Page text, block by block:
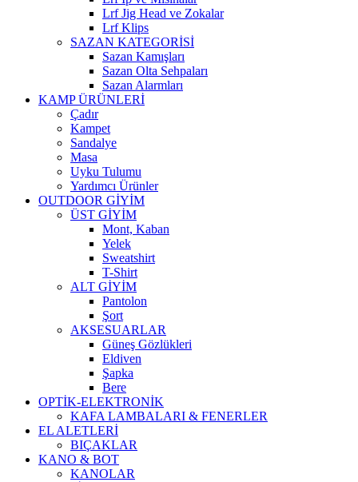
Lrf Jig Head ve Zokalar
Lrf Klips
SAZAN KATEGORİSİ
Sazan Kamışları
Sazan Olta Sehpaları
Sazan Alarmları
KAMP ÜRÜNLERİ
Çadır
Kampet
Sandalye
Masa
Uyku Tulumu
Yardımcı Ürünler
OUTDOOR GİYİM
ÜST GİYİM
Mont, Kaban
Yelek
Sweatshirt
T-Shirt
ALT GİYİM
Pantolon
Şort
AKSESUARLAR
Güneş Gözlükleri
Eldiven
Şapka
Bere
OPTİK-ELEKTRONİK
KAFA LAMBALARI & FENERLER
EL ALETLERİ
BIÇAKLAR
KANO & BOT
KANOLAR